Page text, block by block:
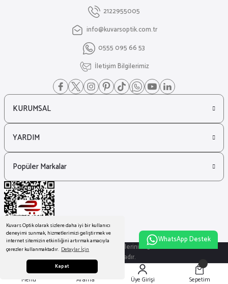
Kuvars Optik olarak sizlere daha iyi bir kullanıcı
deneyimi sunmak, hizmetlerimizi geliştirmek ve
internet sitemizin etkinliğini artırmak amacıyla
çerezler kullanmaktadır. Detaylar İçin
Kapat
2122955005
info@kuvarsoptik.com.tr
0555 095 66 53
İletişim Bilgilerimiz
KURUMSAL
YARDIM
Popüler Markalar
© Tüm Hakları Saklıdır. Kredi kartı bilgileriniz 256bit SSL sertifikası ile
korunmaktadır.
WhatsApp Destek
Menü Arama Üye Girişi Sepetim
e-
ile